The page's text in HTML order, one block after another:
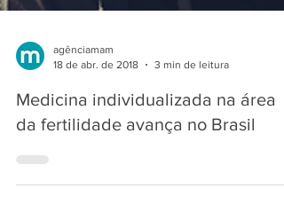
18 de abr. de 2018
3 min de leitura
Medicina individualizada na área
da fertilidade avança no Brasil